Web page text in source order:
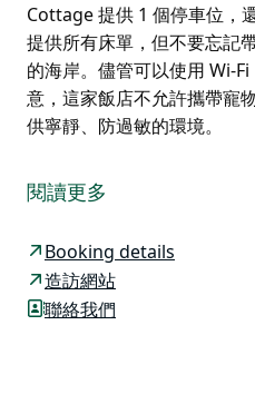
Cottage 提供 1 個停車位，
提供所有床單，但不要忘記
的海岸。儘管可以使用 Wi-
意，這家飯店不允許攜帶寵
供寧靜、防過敏的環境。
店設有三間舒適的臥室（其
視，第二間和第三間臥室配
椅、大電視和免費無線網路
的電器，包括冰箱、微波爐
準備餐點變得輕而易舉。
閱讀更多
Booking details
造訪網站
聯絡我們